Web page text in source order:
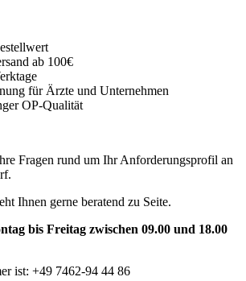
ab 100€
für Ärzte und Unternehmen
OP-Qualität
Fragen rund um Ihr Anforderungsprofil an
Ihnen gerne beratend zu Seite.
bis Freitag zwischen 09.00 und 18.00
ist: +49 7462-94 44 86